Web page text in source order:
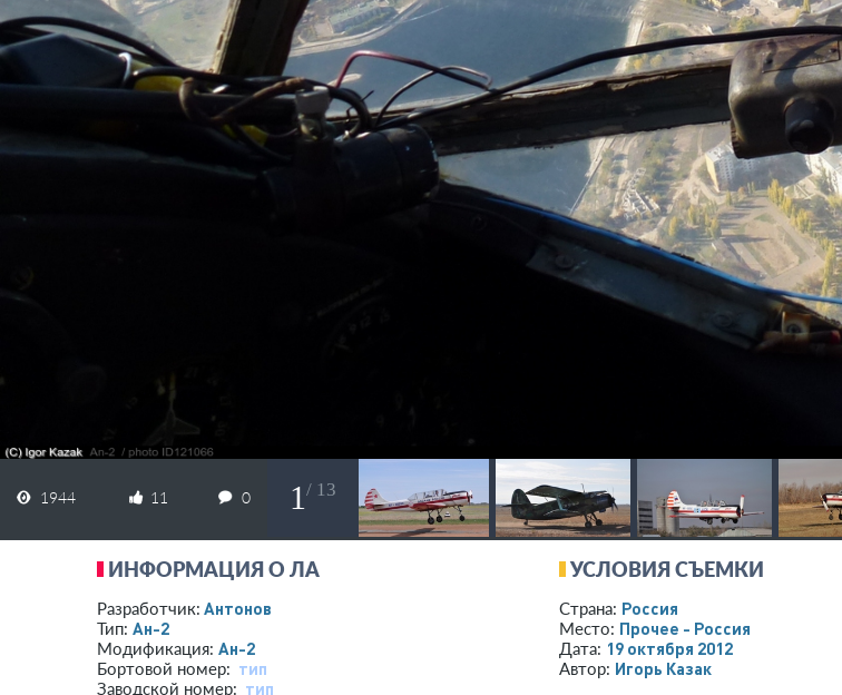
1944 11 0 1 / 13
ИНФОРМАЦИЯ О ЛА
Разработчик: Антонов
Тип: Ан-2
Модификация: Ан-2
Бортовой номер: тип
Заводской номер: тип
УСЛОВИЯ СЪЕМКИ
Страна: Россия
Место: Прочее - Россия
Дата: 19 октября 2012
Автор: Игорь Казак